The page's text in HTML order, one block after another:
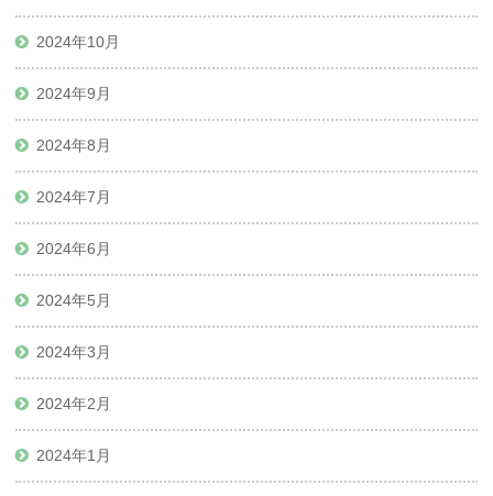
2024年10月
2024年9月
2024年8月
2024年7月
2024年6月
2024年5月
2024年3月
2024年2月
2024年1月